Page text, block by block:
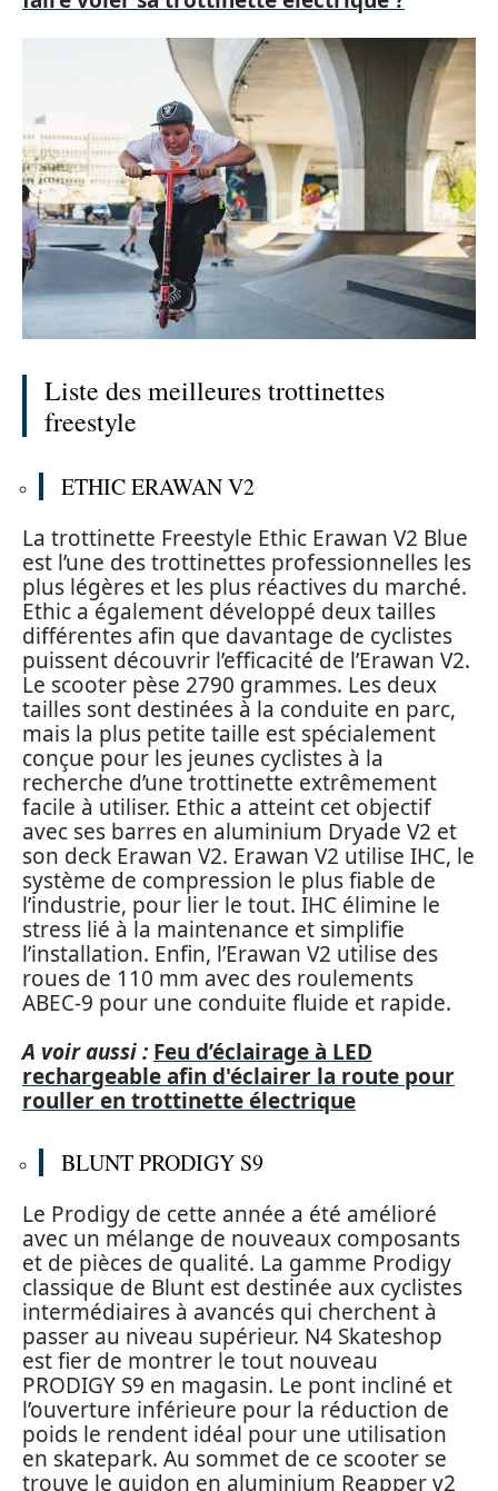
Liste des meilleures trottinettes
freestyle
ETHIC ERAWAN V2
La trottinette Freestyle Ethic Erawan V2 Blue
est l’une des trottinettes professionnelles les
plus légères et les plus réactives du marché.
Ethic a également développé deux tailles
différentes afin que davantage de cyclistes
puissent découvrir l’efficacité de l’Erawan V2.
Le scooter pèse 2790 grammes. Les deux
tailles sont destinées à la conduite en parc,
mais la plus petite taille est spécialement
conçue pour les jeunes cyclistes à la
recherche d’une trottinette extrêmement
facile à utiliser. Ethic a atteint cet objectif
avec ses barres en aluminium Dryade V2 et
son deck Erawan V2. Erawan V2 utilise IHC, le
système de compression le plus fiable de
l’industrie, pour lier le tout. IHC élimine le
stress lié à la maintenance et simplifie
l’installation. Enfin, l’Erawan V2 utilise des
roues de 110 mm avec des roulements
ABEC-9 pour une conduite fluide et rapide.
A voir aussi : Feu d’éclairage à LED
rechargeable afin d'éclairer la route pour
rouller en trottinette électrique
BLUNT PRODIGY S9
Le Prodigy de cette année a été amélioré
avec un mélange de nouveaux composants
et de pièces de qualité. La gamme Prodigy
classique de Blunt est destinée aux cyclistes
intermédiaires à avancés qui cherchent à
passer au niveau supérieur. N4 Skateshop
est fier de montrer le tout nouveau
PRODIGY S9 en magasin. Le pont incliné et
l’ouverture inférieure pour la réduction de
poids le rendent idéal pour une utilisation
en skatepark. Au sommet de ce scooter se
trouve le guidon en aluminium Reapper v2